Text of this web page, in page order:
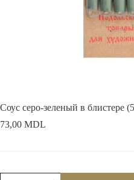
Соус серо-зеленый в блистере
73,00 MDL